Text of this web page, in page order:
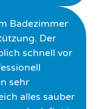
Badezimmer
Der
schnell vor
sehr
alles sauber